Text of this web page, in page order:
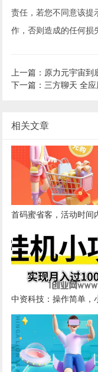
责任，若您不同意该提
作，否则造成的任何损
上一篇：原力元宇宙到
下一篇：三方聊天 全
相关文章
首码蜜省客，活动时间
是高级团队长，无X代
中资科技：操作简单，
做，安全稳定，超强裂